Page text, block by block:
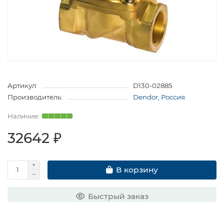
Артикул:
D130-02885
Производитель:
Dendor, Россия
32642 ₽
В корзину
Быстрый заказ